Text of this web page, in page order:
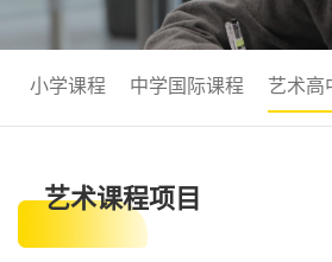
小学课程 中学国际课程 艺术高
艺术课程项目